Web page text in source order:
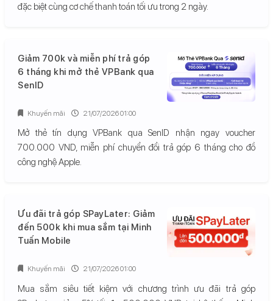
đặc biệt cùng cơ chế thanh toán tối ưu trong 2 ngày.
Giảm 700k và miễn phí trả góp
6 tháng khi mở thẻ VPBank qua
SenID
Mở thẻ tín dụng VPBank qua SenID nhận ngay voucher
700.000 VND, miễn phí chuyển đổi trả góp 6 tháng cho đồ
công nghệ Apple.
Khuyến mãi 21/07/2026 01:00
Ưu đãi trả góp SPayLater: Giảm
đến 500k khi mua sắm tại Minh
Tuấn Mobile
Mua sắm siêu tiết kiệm với chương trình ưu đãi trả góp
Khuyến mãi 21/07/2026 01:00